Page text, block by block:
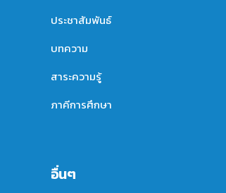
ประชาสัมพันธ์
บทความ
สาระความรู้
ภาคีการศึกษา
อื่นๆ